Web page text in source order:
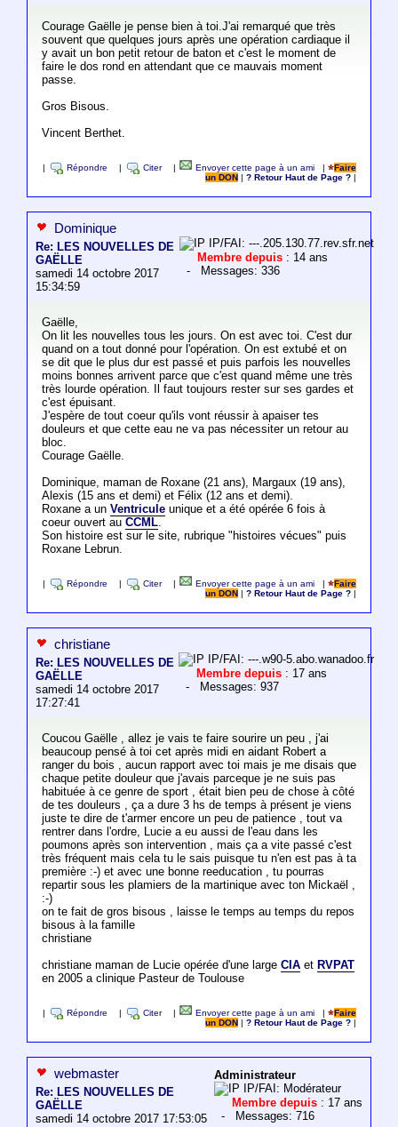
Courage Gaëlle je pense bien à toi.J'ai remarqué que très
souvent que quelques jours après une opération cardiaque il
y avait un bon petit retour de baton et c'est le moment de
faire le dos rond en attendant que ce mauvais moment
passe.
Gros Bisous.
Vincent Berthet.
Répondre Citer Envoyer cette page à un ami |
Faire
un DON
|? Retour Haut de Page ?
Dominique
Re: LES NOUVELLES DE
GAËLLE
samedi 14 octobre 2017
15:34:59
IP/FAI: ---.205.130.77.rev.sfr.net
Membre depuis : 14 ans
- Messages: 336
Gaëlle,
On lit les nouvelles tous les jours. On est avec toi. C'est dur
quand on a tout donné pour l'opération. On est extubé et on
se dit que le plus dur est passé et puis parfois les nouvelles
moins bonnes arrivent parce que c'est quand même une très
très lourde opération. Il faut toujours rester sur ses gardes et
c'est épuisant.
J'espère de tout coeur qu'ils vont réussir à apaiser tes
douleurs et que cette eau ne va pas nécessiter un retour au
bloc.
Courage Gaëlle.
Dominique, maman de Roxane (21 ans), Margaux (19 ans),
Alexis (15 ans et demi) et Félix (12 ans et demi).
Roxane a un Ventriculeunique et a été opérée 6 fois à
coeur ouvert au CCML.
Son histoire est sur le site, rubrique "histoires vécues" puis
Roxane Lebrun.
Répondre Citer Envoyer cette page à un ami |
Faire
un DON
|? Retour Haut de Page ?
christiane
Re: LES NOUVELLES DE
GAËLLE
samedi 14 octobre 2017
17:27:41
IP/FAI: ---.w90-5.abo.wanadoo.fr
Membre depuis : 17 ans
- Messages: 937
Coucou Gaëlle , allez je vais te faire sourire un peu , j'ai
beaucoup pensé à toi cet après midi en aidant Robert a
ranger du bois , aucun rapport avec toi mais je me disais que
chaque petite douleur que j'avais parceque je ne suis pas
habituée à ce genre de sport , était bien peu de chose à côté
de tes douleurs , ça a dure 3 hs de temps à présent je viens
juste te dire de t'armer encore un peu de patience , tout va
rentrer dans l'ordre, Lucie a eu aussi de l'eau dans les
poumons après son intervention , mais ça a vite passé c'est
très fréquent mais cela tu le sais puisque tu n'en est pas à ta
première :-) et avec une bonne reeducation , tu pourras
repartir sous les plamiers de la martinique avec ton Mickaël ,
:-)
on te fait de gros bisous , laisse le temps au temps du repos
bisous à la famille
christiane
christiane maman de Lucie opérée d'une large CIAet RVPAT
en 2005 a clinique Pasteur de Toulouse
Répondre Citer Envoyer cette page à un ami |
Faire
un DON
|? Retour Haut de Page ?
webmaster
Re: LES NOUVELLES DE
GAËLLE
samedi 14 octobre 2017 17:53:05
Administrateur
IP/FAI: Modérateur
Membre depuis : 17 ans
- Messages: 716